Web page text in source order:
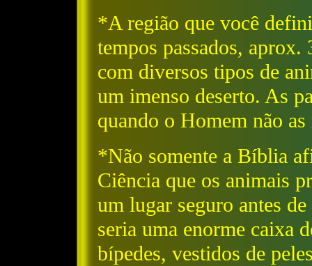
*A região que você
tempos passados,
com diversos tipos de
um imenso deserto. As
quando o Homem não
*Não somente a Bíblia
Ciência que os animais
um lugar seguro antes
seria uma enorme caixa
bípedes, vestidos de